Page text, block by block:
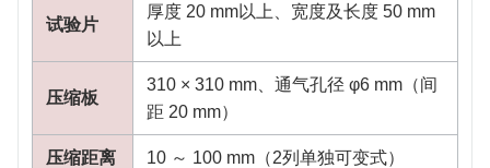
试验片
厚度 20 mm以上、宽度及长度 50 mm
以上
压缩板
310 × 310 mm、通气孔径 φ6 mm（间
距 20 mm）
压缩距离 10 ～ 100 mm（2列单独可变式）